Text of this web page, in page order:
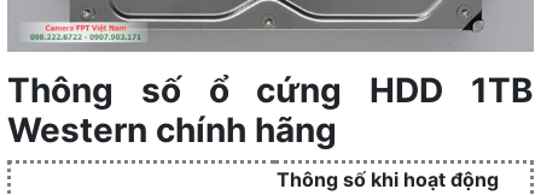
Thông số ổ cứng HDD 1TB
Western chính hãng
Thông số khi hoạt động